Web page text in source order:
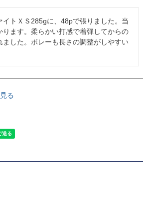
イトＸＳ285gに、48pで張りました。当
ります。柔らかい打感で着弾してからの
ました。ボレーも長さの調整がしやすい
る